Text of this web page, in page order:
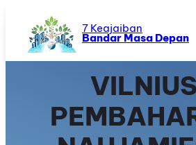
content
7 Keajaiban
Bandar Masa Depan